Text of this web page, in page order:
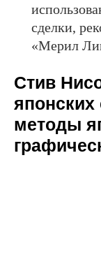
сделки,
«Мерил
Стив
методы